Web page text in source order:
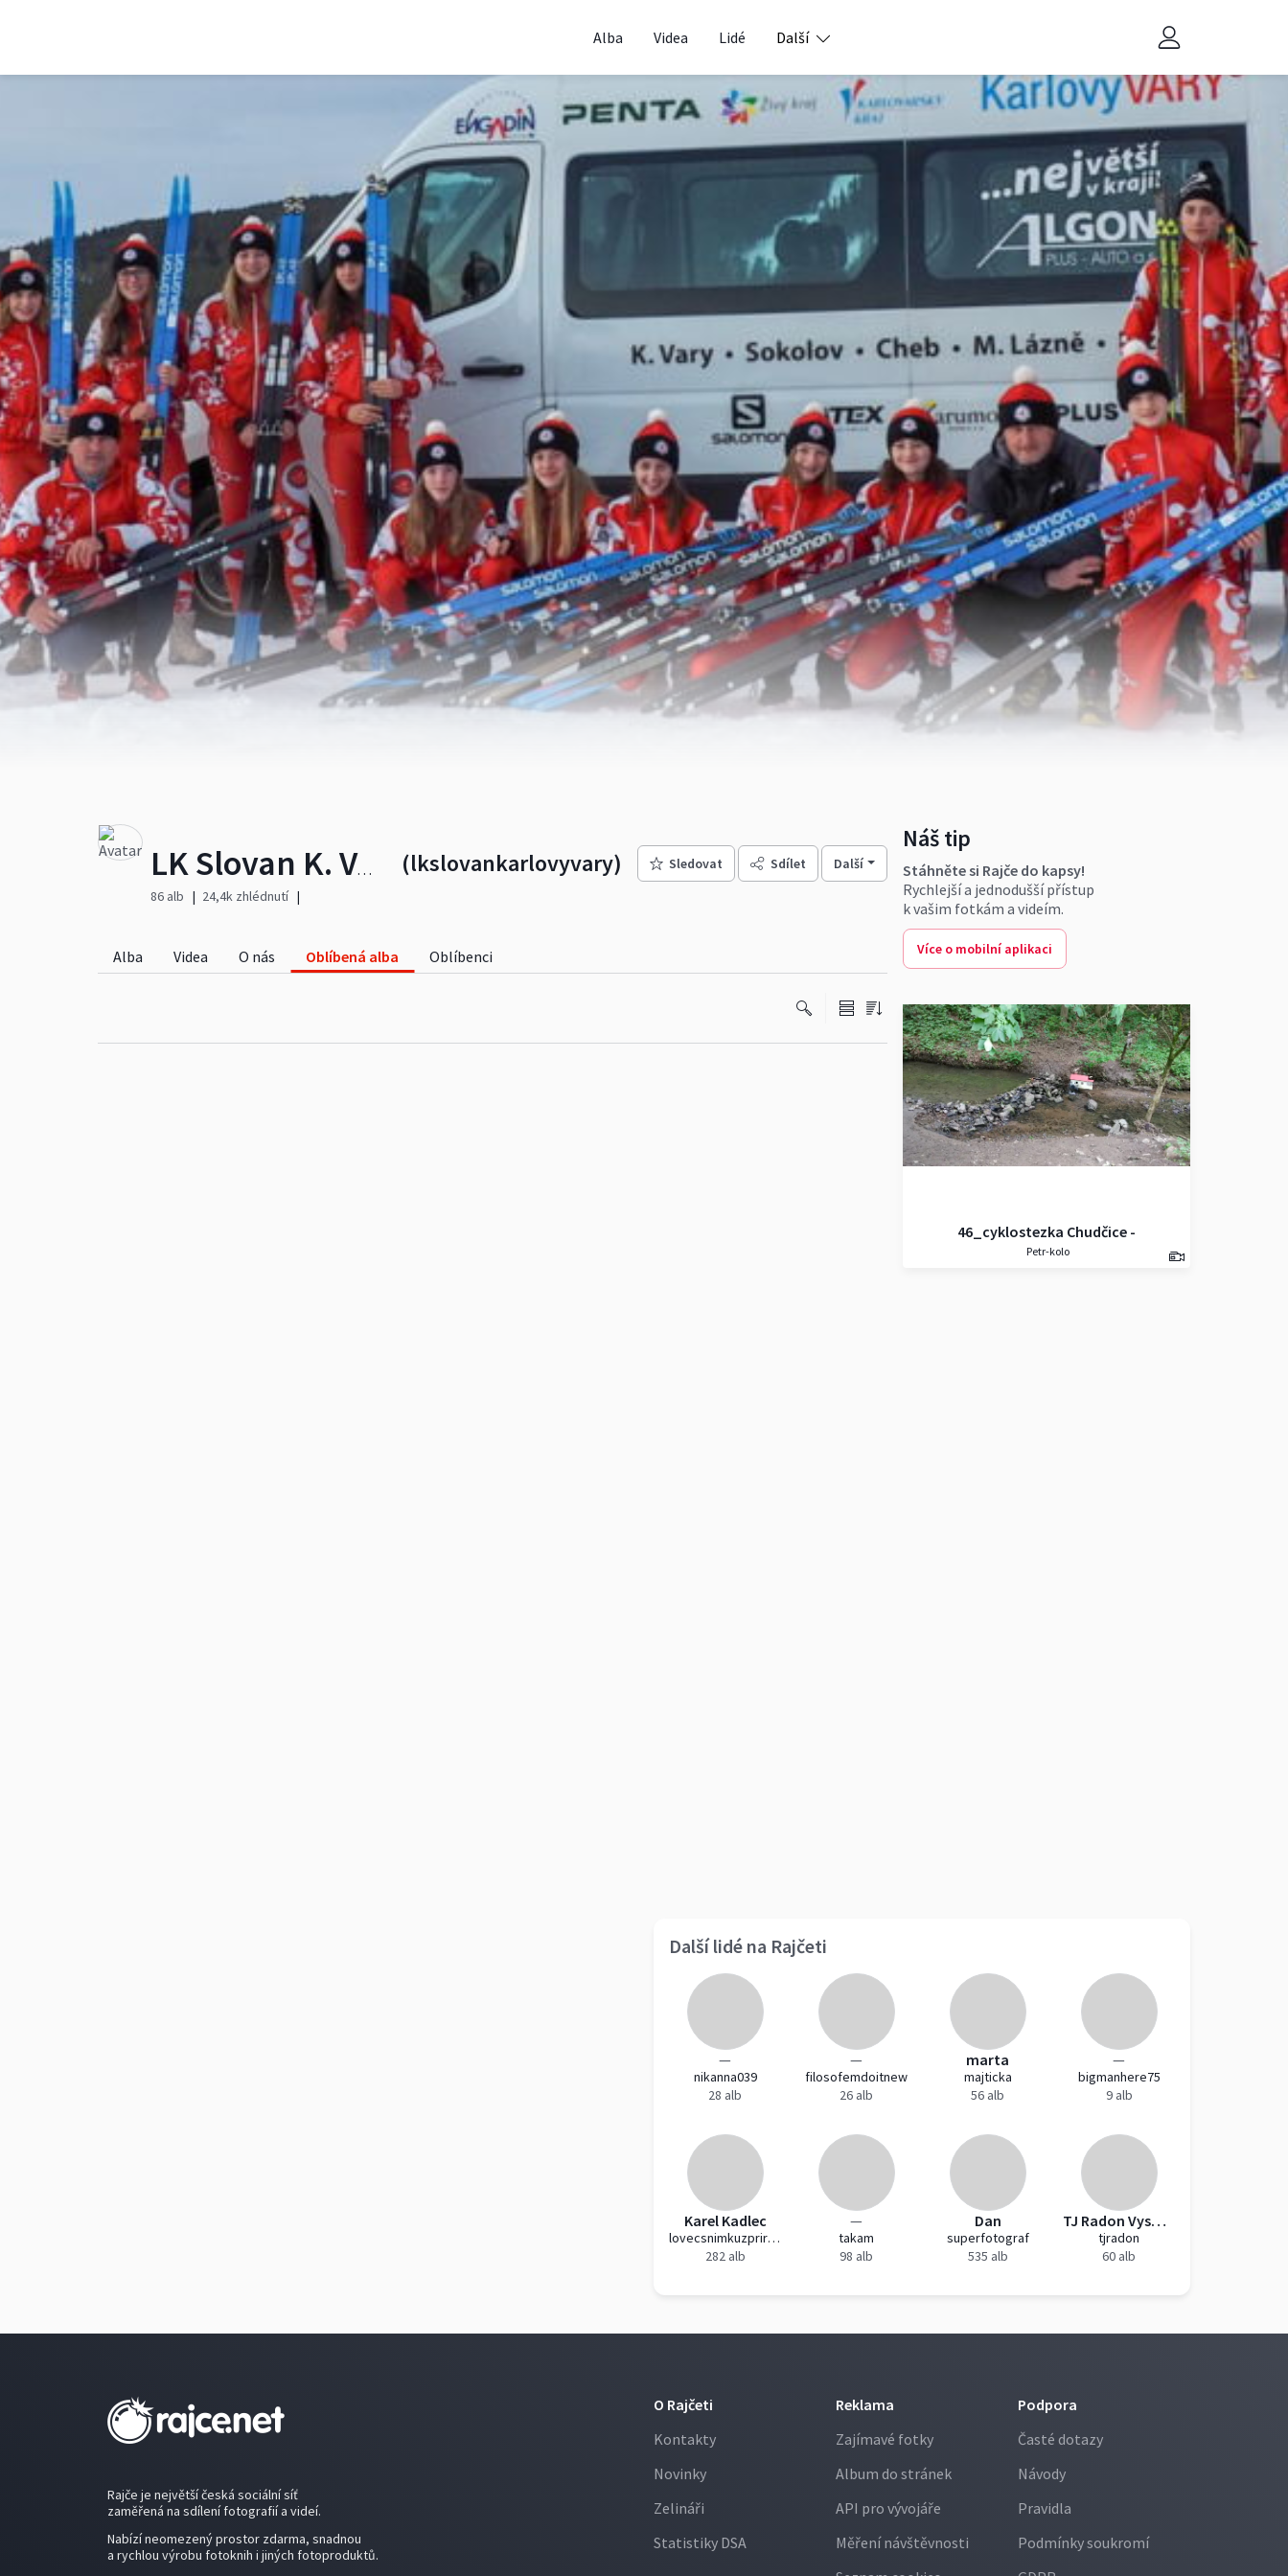
Alba Videa Lidé Další
LK Slovan K. Vary (lkslovankarlovyvary) Sledovat Sdílet
Další
86 alb
24,4k zhlédnutí
Náš tip
Stáhněte si Rajče do kapsy!
Rychlejší a jednodušší přístup
k vašim fotkám a videím.
Alba Videa O nás Oblíbená alba Oblíbenci Více o mobilní aplikaci
46_cyklostezka Chudčice -
Moravské Knínice
Petr-kolo
Další lidé na Rajčeti
—
nikanna039
28 alb
—
filosofemdoitnew
26 alb
marta
majticka
56 alb
—
bigmanhere75
9 alb
Karel Kadlec
lovecsnimkuzprirody
282 alb
—
takam
98 alb
Dan
superfotograf
535 alb
TJ Radon Vysoká Pec
tjradon
60 alb
Rajče je největší česká sociální síť
zaměřená na sdílení fotografií a videí.
Nabízí neomezený prostor zdarma, snadnou
a rychlou výrobu fotoknih i jiných fotoproduktů.
O Rajčeti
Kontakty
Novinky
Zelináři
Statistiky DSA
Reklama
Zajímavé fotky
Album do stránek
API pro vývojáře
Měření návštěvnosti
Podpora
Časté dotazy
Návody
Pravidla
Podmínky soukromí